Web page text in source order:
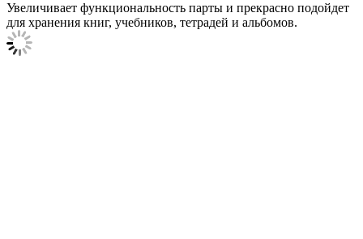
Увеличивает функциональность парты и прекрасно подойдет
для хранения книг, учебников, тетрадей и альбомов.